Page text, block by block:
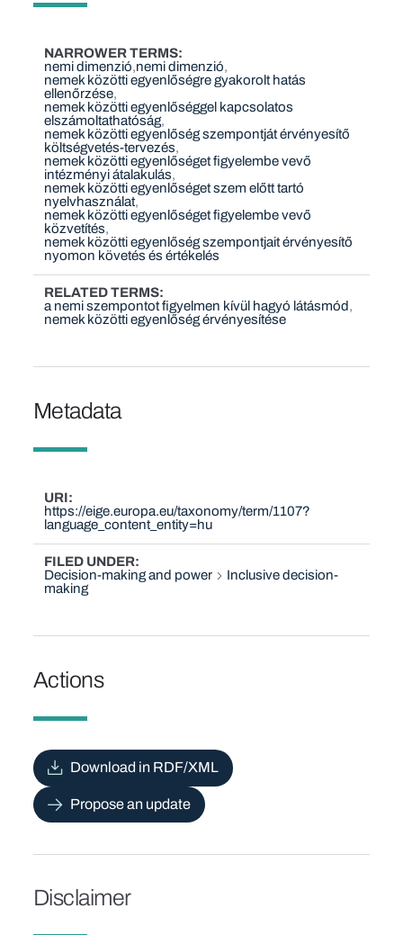
NARROWER TERMS
nemi dimenzió nemi dimenzió
nemek közötti egyenlőségre gyakorolt hatás
ellenőrzése
nemek közötti egyenlőséggel kapcsolatos
elszámoltathatóság
nemek közötti egyenlőség szempontját érvényesítő
költségvetés-tervezés
nemek közötti egyenlőséget figyelembe vevő
intézményi átalakulás
nemek közötti egyenlőséget szem előtt tartó
nyelvhasználat
nemek közötti egyenlőséget figyelembe vevő
közvetítés
nemek közötti egyenlőség szempontjait érvényesítő
nyomon követés és értékelés
RELATED TERMS
a nemi szempontot figyelmen kívül hagyó látásmód
nemek közötti egyenlőség érvényesítése
Metadata
URI
https://eige.europa.eu/taxonomy/term/1107?
language_content_entity=hu
FILED UNDER
Decision-making and power
Inclusive decision-
making
Actions
Download in RDF/XML
Propose an update
Disclaimer